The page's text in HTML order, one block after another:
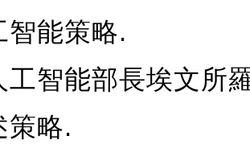
智能策略.
工智能部長埃文所
策略.